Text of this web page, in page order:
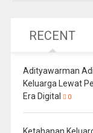
RECENT
Adityawarman
Keluarga Lewat
Era Digital
0